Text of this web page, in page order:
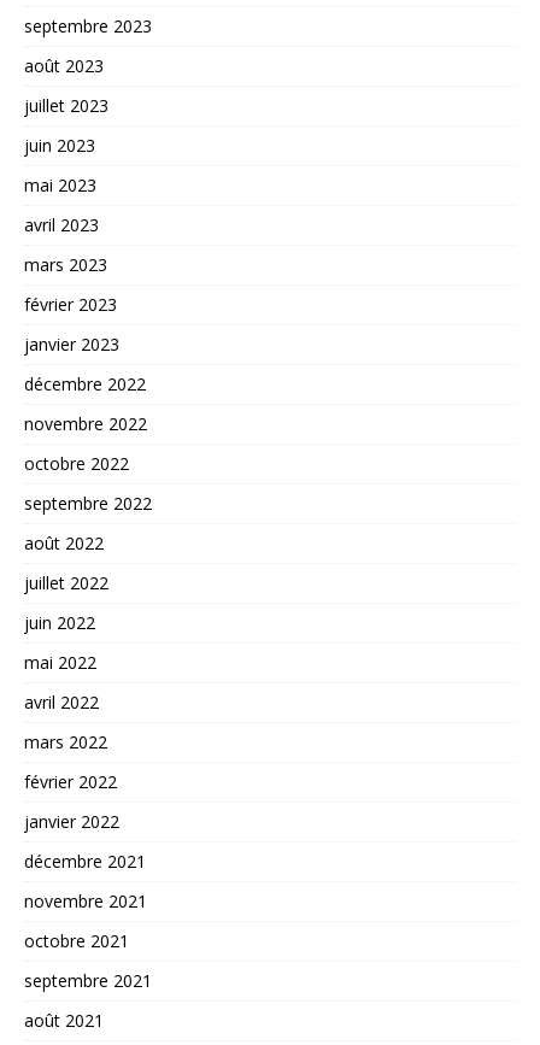
septembre 2023
août 2023
juillet 2023
juin 2023
mai 2023
avril 2023
mars 2023
février 2023
janvier 2023
décembre 2022
novembre 2022
octobre 2022
septembre 2022
août 2022
juillet 2022
juin 2022
mai 2022
avril 2022
mars 2022
février 2022
janvier 2022
décembre 2021
novembre 2021
octobre 2021
septembre 2021
août 2021